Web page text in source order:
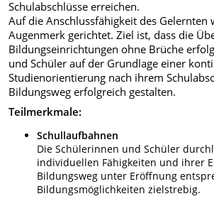
Schulabschlüsse erreichen.
Auf die Anschlussfähigkeit des Gelernten
Augenmerk gerichtet. Ziel ist, dass die
Bildungseinrichtungen ohne Brüche
und Schüler auf der Grundlage einer
Studienorientierung nach ihrem
Bildungsweg erfolgreich gestalten.
Teilmerkmale:
Schullaufbahnen
Die Schülerinnen und Schüler
individuellen Fähigkeiten und ihrer
Bildungsweg unter Eröffnung
Bildungsmöglichkeiten zielstrebig.